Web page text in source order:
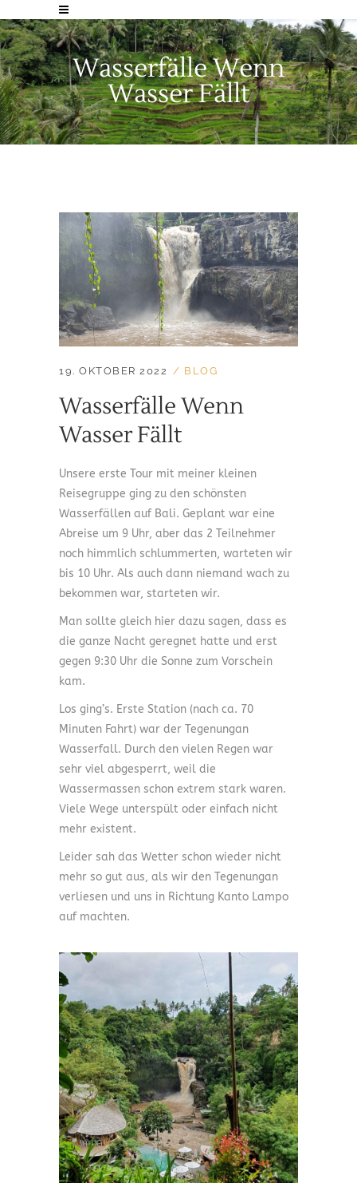
Wasserfälle Wenn
Wasser Fällt
19. OKTOBER 2022 BLOG
Wasserfälle Wenn
Wasser Fällt
Unsere erste Tour mit meiner kleinen
Reisegruppe ging zu den schönsten
Wasserfällen auf Bali. Geplant war eine
Abreise um 9 Uhr, aber das 2 Teilnehmer
noch himmlich schlummerten, warteten wir
bis 10 Uhr. Als auch dann niemand wach zu
bekommen war, starteten wir.
Man sollte gleich hier dazu sagen, dass es
die ganze Nacht geregnet hatte und erst
gegen 9:30 Uhr die Sonne zum Vorschein
kam.
Los ging’s. Erste Station (nach ca. 70
Minuten Fahrt) war der Tegenungan
Wasserfall. Durch den vielen Regen war
sehr viel abgesperrt, weil die
Wassermassen schon extrem stark waren.
Viele Wege unterspült oder einfach nicht
mehr existent.
Leider sah das Wetter schon wieder nicht
mehr so gut aus, als wir den Tegenungan
verliesen und uns in Richtung Kanto Lampo
auf machten.